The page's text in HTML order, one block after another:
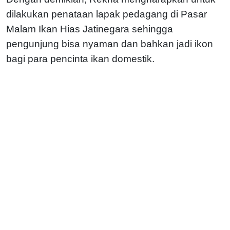
dilakukan penataan lapak pedagang di Pasar
Malam Ikan Hias Jatinegara sehingga
pengunjung bisa nyaman dan bahkan jadi ikon
bagi para pencinta ikan domestik.